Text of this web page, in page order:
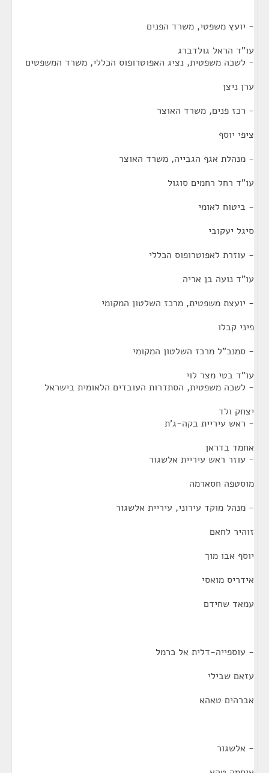
- יועץ משפטי, משרד הפנים
עו"ד הראל גולדברג
- לשכה משפטית, נציג האפוטרופוס הכללי, משרד המשפטים
ערן ניצן
- רכז פנים, משרד האוצר
ציפי יוסף
- מנהלת אגף הגבייה, משרד האוצר
עו"ד רחל רחמים סוגול
- ביטוח לאומי
סיגל יעקובי
- עוזרת לאפוטרופוס הכללי
עו"ד נועה בן אריה
- יועצת משפטית, מרכז השלטון המקומי
פיני קבלו
- סמנכ"ל מרכז השלטון המקומי
עו"ד בטי מצר לוי
- לשכה משפטית, הסתדרות העובדים הלאומית בישראל
יצחק ולד
- ראש עיריית בקה-ג'ת
אחמד בדראן
- עוזר ראש עיריית אלשגור
מוסטפה חסארמה
- מנהל מוקד עירוני, עיריית אלשגור
זוהיר לחאם
יוסף אבו מוך
אידריס מואסי
עמאד שחידם
- עוספייה-דלית אל כרמל
עזאם שבילי
אברהים טאהא
- אלשגור